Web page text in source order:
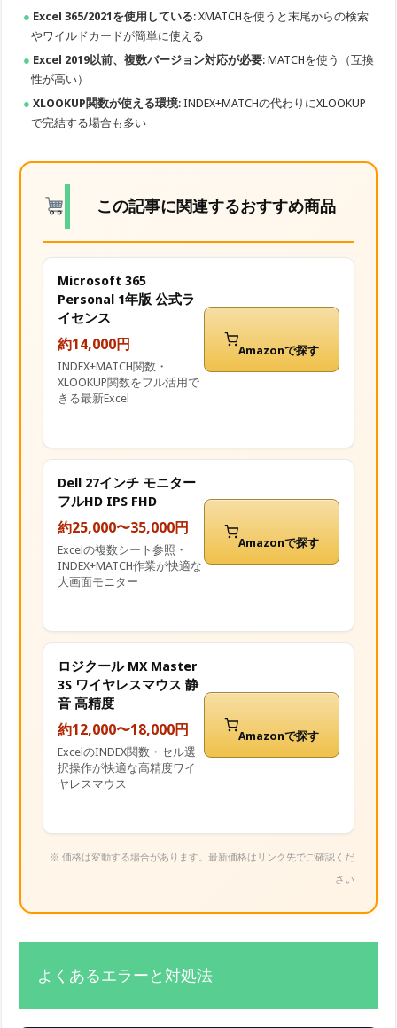
Excel 365/2021を使用している: XMATCHを使うと末尾からの検索
やワイルドカードが簡単に使える
Excel 2019以前、複数バージョン対応が必要: MATCHを使う（互換
性が高い）
XLOOKUP関数が使える環境: INDEX+MATCHの代わりにXLOOKUP
で完結する場合も多い
この記事に関連するおすすめ商品
Microsoft 365
Personal 1年版 公式ラ
イセンス
約14,000円
INDEX+MATCH関数・
XLOOKUP関数をフル活用で
きる最新Excel
Amazonで探す
Dell 27インチ モニター
フルHD IPS FHD
約25,000〜35,000円
Excelの複数シート参照・
INDEX+MATCH作業が快適な
大画面モニター
Amazonで探す
ロジクール MX Master
3S ワイヤレスマウス 静
音 高精度
約12,000〜18,000円
ExcelのINDEX関数・セル選
択操作が快適な高精度ワイ
ヤレスマウス
Amazonで探す
※ 価格は変動する場合があります。最新価格はリンク先でご確認くだ
さい
よくあるエラーと対処法